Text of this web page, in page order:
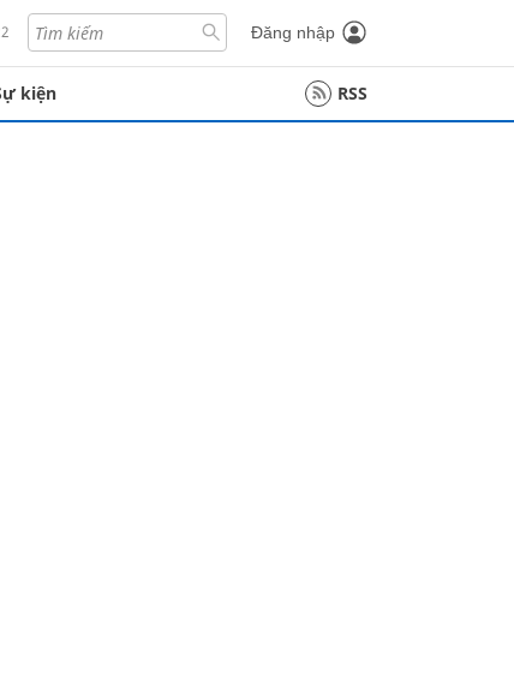
Đăng nhập
kiện RSS